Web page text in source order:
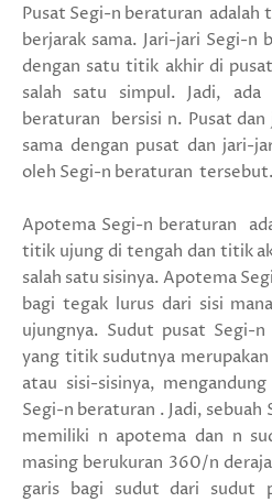
Pusat Segi-n beraturan adalah
berjarak sama. Jari-jari Segi-n
dengan satu titik akhir di
salah satu simpul. Jadi,
beraturan bersisi n. Pusat
sama dengan pusat dan jari-
oleh Segi-n beraturan tersebut.
Apotema Segi-n beraturan
titik ujung di tengah dan titik
salah satu sisinya. Apotema
bagi tegak lurus dari sisi
ujungnya. Sudut pusat Segi-
yang titik sudutnya
atau sisi-sisinya,
Segi-n beraturan . Jadi,
memiliki n apotema dan n
masing berukuran 360/n
garis bagi sudut dari sudut